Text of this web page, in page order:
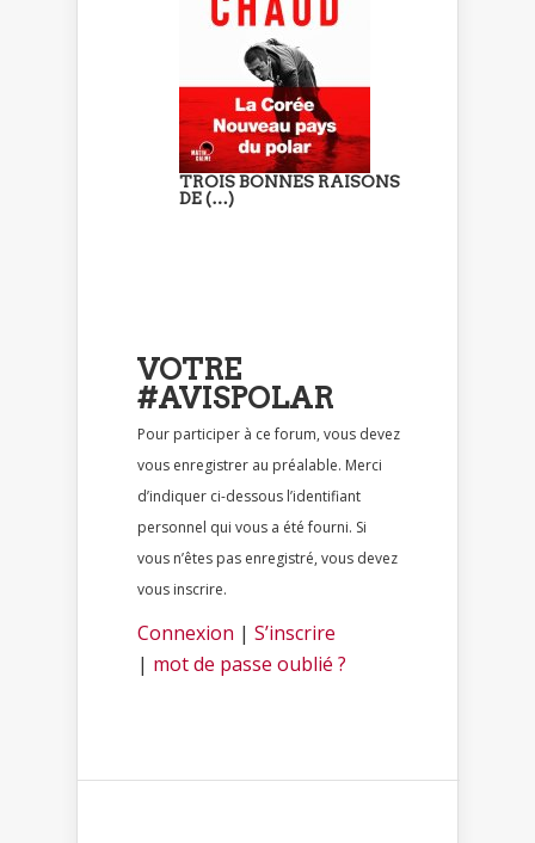
TROIS BONNES RAISONS
DE (…)
VOTRE
#AVISPOLAR
Pour participer à ce forum, vous devez
vous enregistrer au préalable. Merci
d’indiquer ci-dessous l’identifiant
personnel qui vous a été fourni. Si
vous n’êtes pas enregistré, vous devez
vous inscrire.
Connexion | S’inscrire
| mot de passe oublié ?